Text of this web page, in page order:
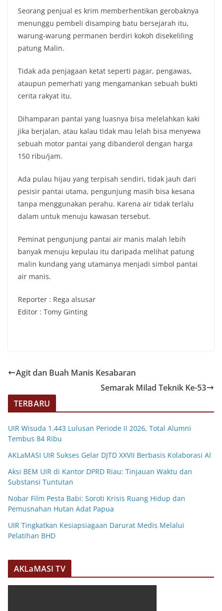
Seorang penjual es krim memberhentikan gerobaknya
menunggu pembeli disamping batu bersejarah itu,
warung-warung permanen berdiri kokoh disekeliling
patung Malin.
Tidak ada penjagaan ketat seperti pagar, pengawas,
ataupun pemerhati yang mengamankan sebuah bukti
cerita rakyat itu.
Dihamparan pantai yang luasnya bisa melelahkan kaki
jika berjalan, atau kalau tidak mau lelah bisa menyewa
sebuah motor pantai yang dibanderol dengan harga
150 ribu/jam.
Ada pulau hijau yang terpisah sendiri, tidak jauh dari
pesisir pantai utama, pengunjung masih bisa kesana
tanpa menggunakan perahu. Karena air tidak terlalu
dalam untuk menuju kawasan tersebut.
Peminat pengunjung pantai air manis malah lebih
banyak menuju kepulau itu daripada melihat patung
malin kundang yang utamanya menjadi simbol pantai
air manis.
Reporter : Rega alsusar
Editor : Tomy Ginting
Agit dan Buah Manis Kesabaran
Semarak Milad Teknik Ke-53
TERBARU
UIR Wisuda 1.443 Lulusan Periode II 2026, Total Alumni
Tembus 84 Ribu
AKLaMASI UIR Sukses Gelar DJTD XXVII Berbasis Kolaborasi AI
Aksi BEM UIR di Kantor DPRD Riau: Tinjauan Waktu dan
Substansi Tuntutan
Nobar Film Pesta Babi: Soroti Krisis Ruang Hidup dan
Pemusnahan Hutan Adat Papua
UIR Tingkatkan Kesiapsiagaan Darurat Medis Melalui
Pelatihan BHD
AKLaMASI TV